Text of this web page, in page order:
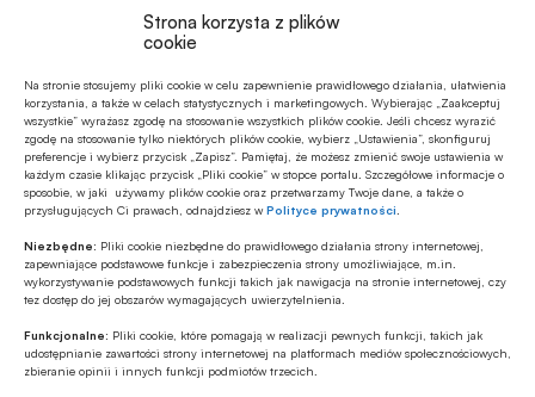
Strona korzysta z plików
cookie
Na stronie stosujemy pliki cookie w celu zapewnienie prawidłowego działania, ułatwienia
korzystania, a także w celach statystycznych i marketingowych. Wybierając „Zaakceptuj
wszystkie” wyrażasz zgodę na stosowanie wszystkich plików cookie. Jeśli chcesz wyrazić
zgodę na stosowanie tylko niektórych plików cookie, wybierz „Ustawienia”, skonfiguruj
preferencje i wybierz przycisk „Zapisz”. Pamiętaj, że możesz zmienić swoje ustawienia w
każdym czasie klikając przycisk „Pliki cookie” w stopce portalu. Szczegółowe informacje o
sposobie, w jaki używamy plików cookie oraz przetwarzamy Twoje dane, a także o
przysługujących Ci prawach, odnajdziesz wPolityce prywatności
Niezbędne: Pliki cookie niezbędne do prawidłowego działania strony internetowej,
zapewniające podstawowe funkcje i zabezpieczenia strony umożliwiające, m.in.
wykorzystywanie podstawowych funkcji takich jak nawigacja na stronie internetowej, czy
tez dostęp do jej obszarów wymagających uwierzytelnienia.
Funkcjonalne: Pliki cookie, które pomagają w realizacji pewnych funkcji, takich jak
udostępnianie zawartości strony internetowej na platformach mediów społecznościowych,
zbieranie opinii i innych funkcji podmiotów trzecich.
Polecamy
MULTIMEDIA
Mikrofirmy potrzebują nie tylko
finansowania, ale także kompetencji
ESG
Zielone remonty odrębnym, masowym
segmentem rynku finansowania
bankowego?